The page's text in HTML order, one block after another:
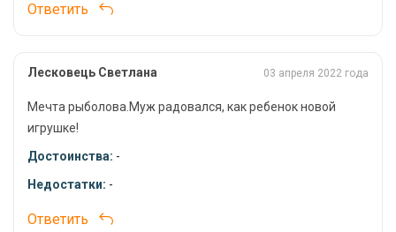
Fishing bag EVA. White-S станет для вас идеальным выбором.
Она сочетает в себе прочность, водонепроницаемость,
помощником для любого рыболова.
Ответить
Лесковець Светлана 03 апреля 2022 года
Мечта рыболова.Муж радовался, как ребенок новой
игрушке!
Достоинства: -
Недостатки: -
Ответить